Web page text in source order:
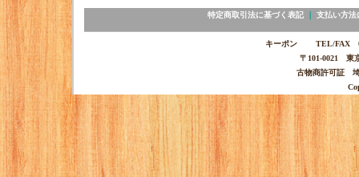
特定商取引法に基づく表記｜ 支払い方法
キーポン TEL/FAX
〒101-0021 東
古物商許可証